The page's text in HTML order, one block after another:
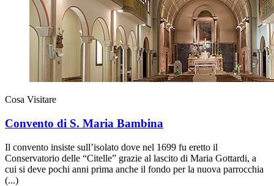
Cosa Visitare
Convento di S. Maria Bambina
Il convento insiste sull’isolato dove nel 1699 fu eretto il
Conservatorio delle “Citelle” grazie al lascito di Maria Gottardi, a
cui si deve pochi anni prima anche il fondo per la nuova parrocchia
(...)